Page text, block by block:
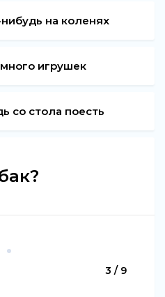
на коленях
игрушек
со стола поесть
3 / 9